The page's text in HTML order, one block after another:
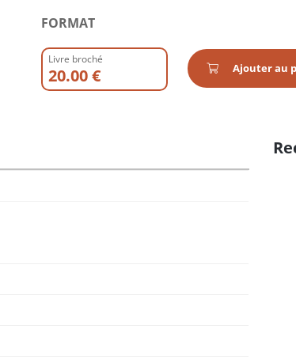
FORMAT
Livre broché
20.00 € Ajouter au